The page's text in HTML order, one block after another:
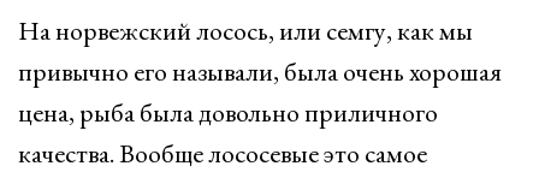
На норвежский лосось, или семгу, как мы
привычно его называли, была очень хорошая
цена, рыба была довольно приличного
качества. Вообще лососевые это самое